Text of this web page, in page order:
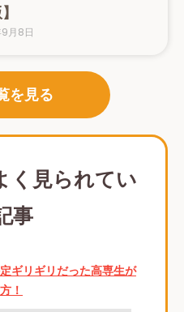
月8日
を見る
く見られてい
事
ギリギリだった高専生が
！